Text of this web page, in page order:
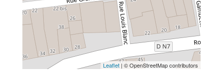
Leaflet | © OpenStreetMap contributors